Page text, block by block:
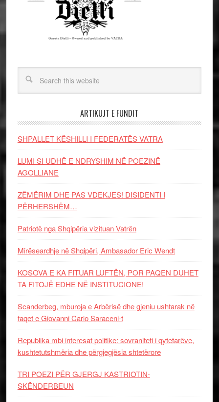
ARTIKUJT E FUNDIT
SHPALLET KËSHILLI I FEDERATËS VATRA
LUMI SI UDHË E NDRYSHIM NË POEZINË
AGOLLIANE
ZËMËRIM DHE PAS VDEKJES! DISIDENTI I
PËRHERSHËM…
Patriotë nga Shqipëria vizituan Vatrën
Mirëseardhje në Shqipëri, Ambasador Eric Wendt
KOSOVA E KA FITUAR LUFTËN, POR PAQEN DUHET
TA FITOJË EDHE NË INSTITUCIONE!
Scanderbeg, mburoja e Arbërisë dhe gjeniu ushtarak në
faqet e Giovanni Carlo Saraceni-t
Republika mbi interesat politike: sovraniteti i qytetarëve,
kushtetutshmëria dhe përgjegjësia shtetërore
TRI POEZI PËR GJERGJ KASTRIOTIN-
SKËNDERBEUN